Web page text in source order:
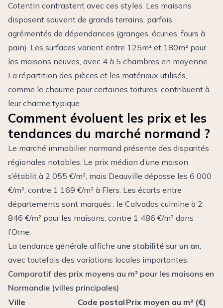
Cotentin contrastent avec ces styles. Les maisons
disposent souvent de grands terrains, parfois
agrémentés de dépendances (granges, écuries, fours à
pain). Les surfaces varient entre 125m² et 180m² pour
les maisons neuves, avec 4 à 5 chambres en moyenne.
La répartition des pièces et les matériaux utilisés,
comme le chaume pour certaines toitures, contribuent à
leur charme typique.
Comment évoluent les prix et les
tendances du marché normand ?
Le marché immobilier normand présente des disparités
régionales notables. Le prix médian d’une maison
s’établit à 2 055 €/m², mais Deauville dépasse les 6 000
€/m², contre 1 169 €/m² à Flers. Les écarts entre
départements sont marqués : le Calvados culmine à 2
846 €/m² pour les maisons, contre 1 486 €/m² dans
l’Orne.
La tendance générale affiche une stabilité sur un an,
avec toutefois des variations locales importantes.
Comparatif des prix moyens au m² pour les maisons en
Normandie (villes principales)
Ville
Code postal Prix moyen au m² (€)